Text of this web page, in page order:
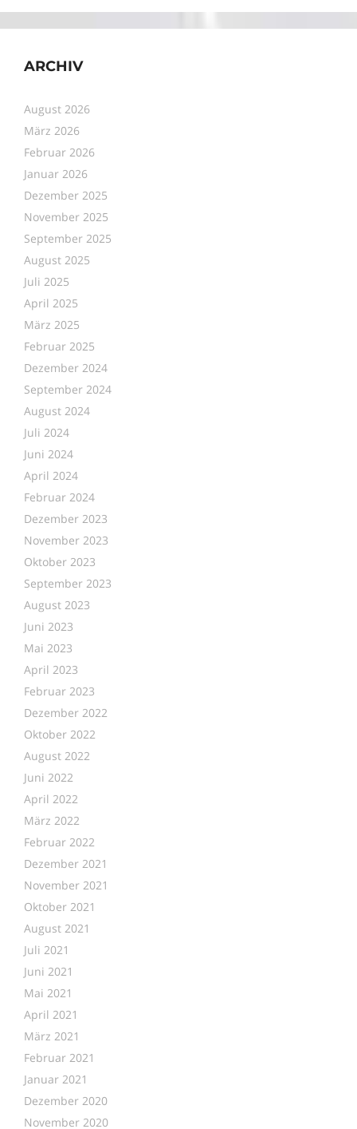
ARCHIV
August 2026
März 2026
Februar 2026
Januar 2026
Dezember 2025
November 2025
September 2025
August 2025
Juli 2025
April 2025
März 2025
Februar 2025
Dezember 2024
September 2024
August 2024
Juli 2024
Juni 2024
April 2024
Februar 2024
Dezember 2023
November 2023
Oktober 2023
September 2023
August 2023
Juni 2023
Mai 2023
April 2023
Februar 2023
Dezember 2022
Oktober 2022
August 2022
Juni 2022
April 2022
März 2022
Februar 2022
Dezember 2021
November 2021
Oktober 2021
August 2021
Juli 2021
Juni 2021
Mai 2021
April 2021
März 2021
Februar 2021
Januar 2021
Dezember 2020
November 2020